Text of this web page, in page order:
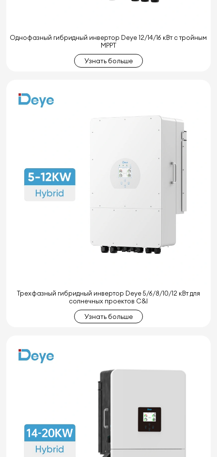
Однофазный гибридный инвертор Deye 12/14/16 кВт с тройным
MPPT
Узнать больше
Трехфазный гибридный инвертор Deye 5/6/8/10/12 кВт для
солнечных проектов C&I
Узнать больше